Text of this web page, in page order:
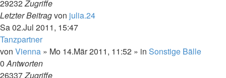
29232Zugriffe
Letzter Beitragvon julia.24
Sa 02.Jul 2011, 15:47
Tanzpartner
von Vienna » Mo 14.Mär 2011, 11:52 » in Sonstige Bälle
0Antworten
26337Zugriffe